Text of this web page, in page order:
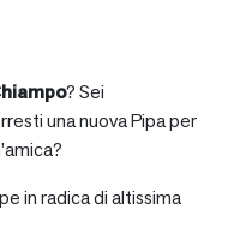
? Sei
una nuova Pipa per
in radica di altissima